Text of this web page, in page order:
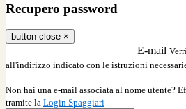
Recupero password
button close ×
E-mail
all'indirizzo indicato con le istruzioni
Non hai una e-mail associata al nome utente?
tramite la Login Spaggiari